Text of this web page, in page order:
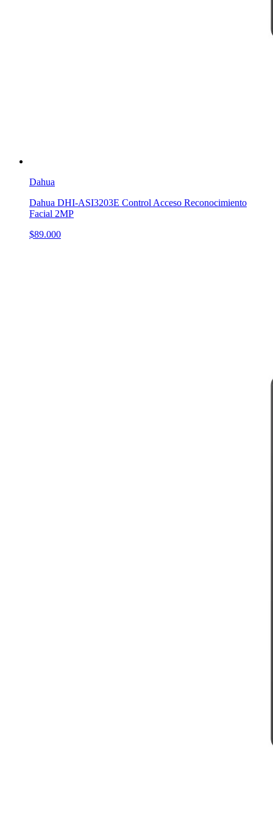
Dahua
Dahua DHI-ASI3203E Control Acceso Reconocimiento
Facial 2MP
$89.000